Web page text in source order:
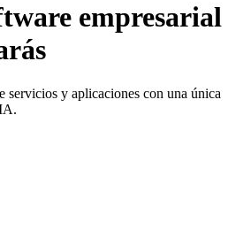
empresarial
servicios y aplicaciones con una única